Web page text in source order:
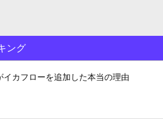
ング
イカフローを追加した本当の理由